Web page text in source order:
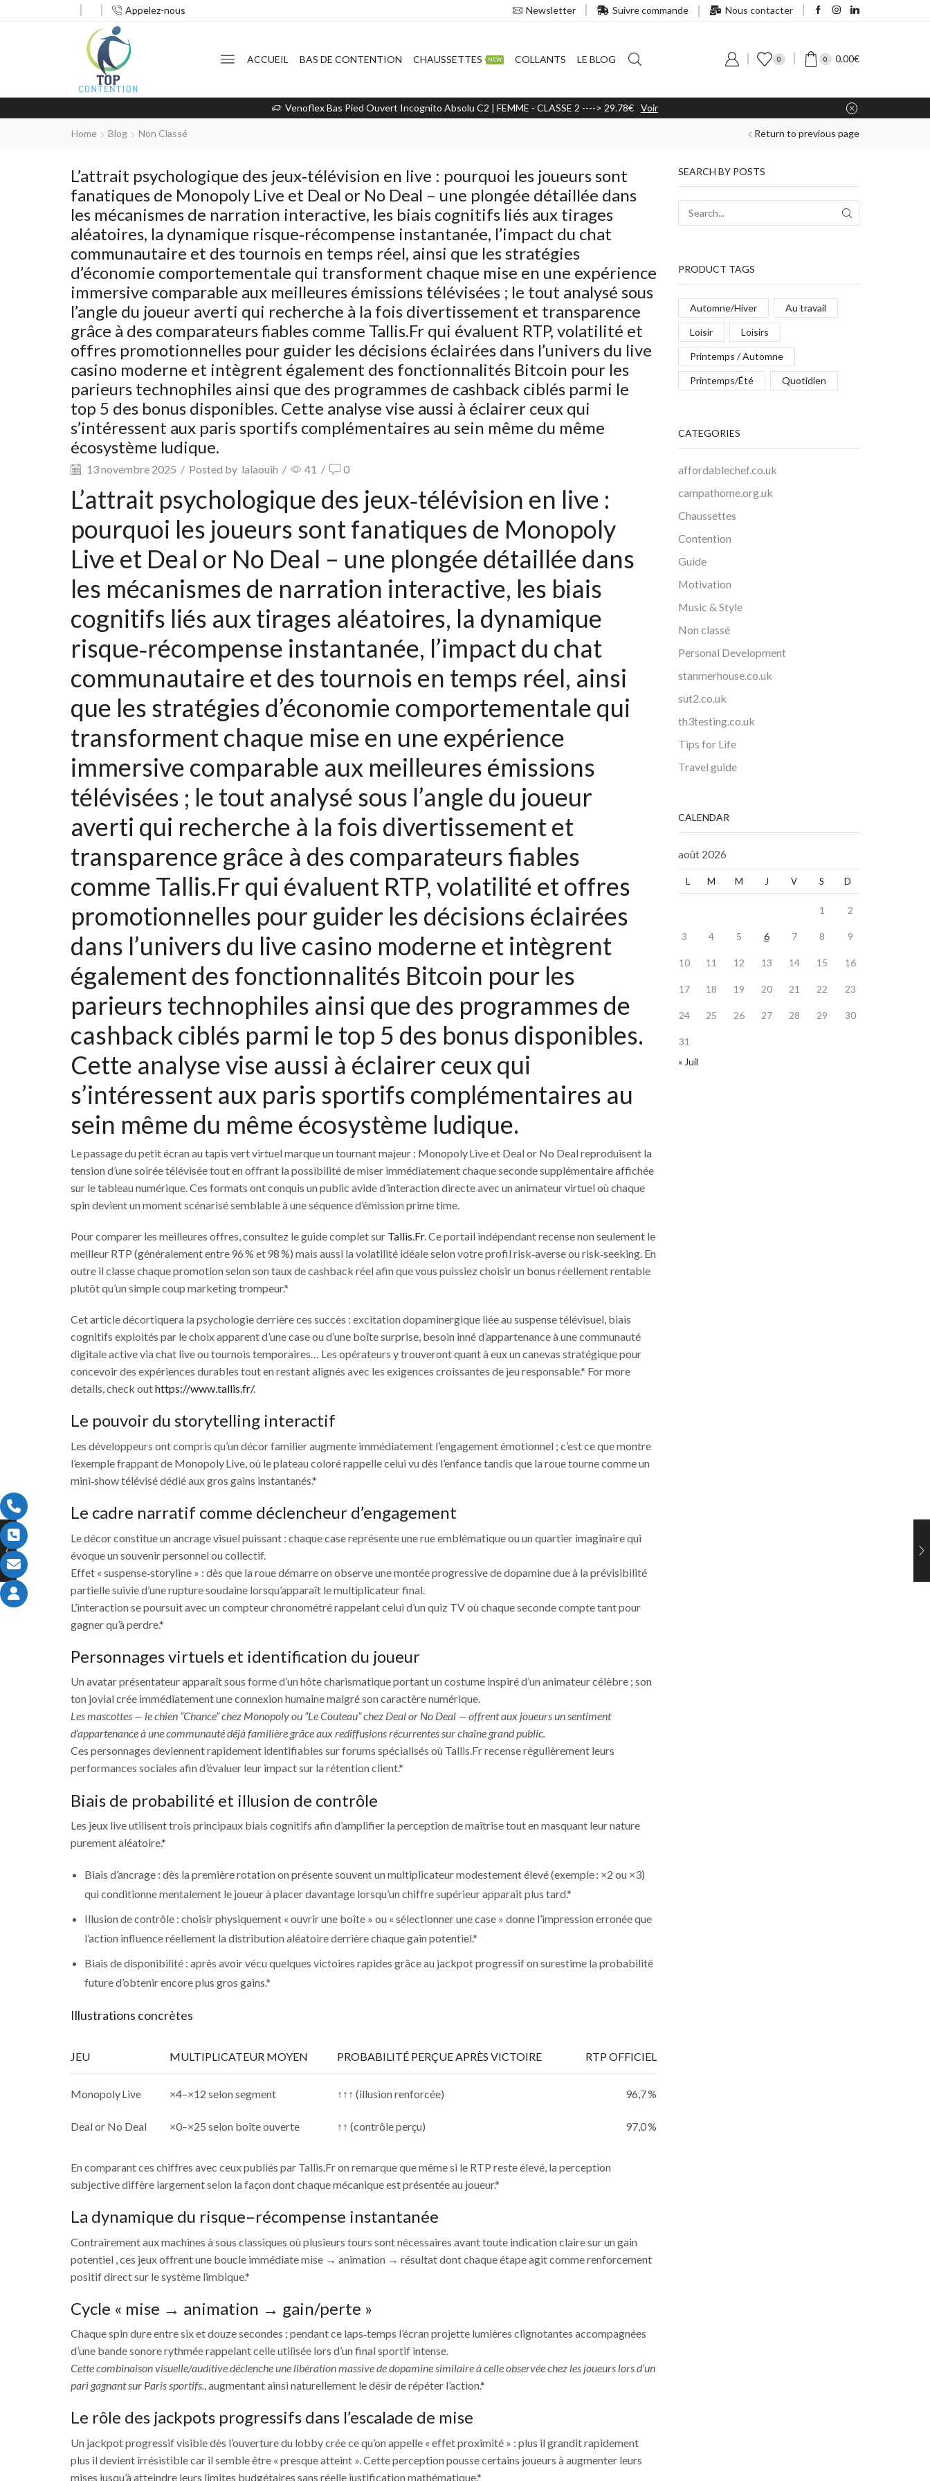
Appelez-nous Newsletter Suivre commande Nous contacter
ACCUEIL BAS DE CONTENTION CHAUSSETTES NEW COLLANTS LE BLOG 0 0 0.00€
Venoflex Bas Pied Ouvert Incognito Absolu C2 | FEMME - CLASSE 2 ----> 29.78€ Voir
Return to previous page
Home Blog Non Classé
L’attrait psychologique des jeux‑télévision en live : pourquoi les joueurs sont
fanatiques de Monopoly Live et Deal or No Deal – une plongée détaillée dans
les mécanismes de narration interactive, les biais cognitifs liés aux tirages
aléatoires, la dynamique risque‑récompense instantanée, l’impact du chat
communautaire et des tournois en temps réel, ainsi que les stratégies
d’économie comportementale qui transforment chaque mise en une expérience
immersive comparable aux meilleures émissions télévisées ; le tout analysé sous
l’angle du joueur averti qui recherche à la fois divertissement et transparence
grâce à des comparateurs fiables comme Tallis.Fr qui évaluent RTP, volatilité et
offres promotionnelles pour guider les décisions éclairées dans l’univers du live
casino moderne et intègrent également des fonctionnalités Bitcoin pour les
parieurs technophiles ainsi que des programmes de cashback ciblés parmi le
top 5 des bonus disponibles. Cette analyse vise aussi à éclairer ceux qui
s’intéressent aux paris sportifs complémentaires au sein même du même
écosystème ludique.
13 novembre 2025 / Posted by lalaouih / 41 / 0
L’attrait psychologique des jeux‑télévision en live :
pourquoi les joueurs sont fanatiques de Monopoly
Live et Deal or No Deal – une plongée détaillée dans
les mécanismes de narration interactive, les biais
cognitifs liés aux tirages aléatoires, la dynamique
risque‑récompense instantanée, l’impact du chat
communautaire et des tournois en temps réel, ainsi
que les stratégies d’économie comportementale qui
transforment chaque mise en une expérience
immersive comparable aux meilleures émissions
télévisées ; le tout analysé sous l’angle du joueur
averti qui recherche à la fois divertissement et
transparence grâce à des comparateurs fiables
comme Tallis.Fr qui évaluent RTP, volatilité et offres
promotionnelles pour guider les décisions éclairées
dans l’univers du live casino moderne et intègrent
également des fonctionnalités Bitcoin pour les
parieurs technophiles ainsi que des programmes de
cashback ciblés parmi le top 5 des bonus disponibles.
Cette analyse vise aussi à éclairer ceux qui
s’intéressent aux paris sportifs complémentaires au
sein même du même écosystème ludique.
Le passage du petit écran au tapis vert virtuel marque un tournant majeur : Monopoly Live et Deal or No Deal reproduisent la
tension d’une soirée télévisée tout en offrant la possibilité de miser immédiatement chaque seconde supplémentaire affichée
sur le tableau numérique. Ces formats ont conquis un public avide d’interaction directe avec un animateur virtuel où chaque
spin devient un moment scénarisé semblable à une séquence d’émission prime time.
Pour comparer les meilleures offres, consultez le guide complet sur Tallis.Fr. Ce portail indépendant recense non seulement le
meilleur RTP (généralement entre 96 % et 98 %) mais aussi la volatilité idéale selon votre profil risk‑averse ou risk‑seeking. En
outre il classe chaque promotion selon son taux de cashback réel afin que vous puissiez choisir un bonus réellement rentable
plutôt qu’un simple coup marketing trompeur.*
Cet article décortiquera la psychologie derrière ces succès : excitation dopaminergique liée au suspense télévisuel, biais
cognitifs exploités par le choix apparent d’une case ou d’une boîte surprise, besoin inné d’appartenance à une communauté
digitale active via chat live ou tournois temporaires… Les opérateurs y trouveront quant à eux un canevas stratégique pour
concevoir des expériences durables tout en restant alignés avec les exigences croissantes de jeu responsable.* For more
details, check outhttps://www.tallis.fr/.
Le pouvoir du storytelling interactif
Les développeurs ont compris qu’un décor familier augmente immédiatement l’engagement émotionnel ; c’est ce que montre
l’exemple frappant de Monopoly Live, où le plateau coloré rappelle celui vu dès l’enfance tandis que la roue tourne comme un
mini‑show télévisé dédié aux gros gains instantanés.*
Le cadre narratif comme déclencheur d’engagement
Le décor constitue un ancrage visuel puissant : chaque case représente une rue emblématique ou un quartier imaginaire qui
évoque un souvenir personnel ou collectif.
Effet « suspense‑storyline » : dès que la roue démarre on observe une montée progressive de dopamine due à la prévisibilité
partielle suivie d’une rupture soudaine lorsqu’apparaît le multiplicateur final.
L’interaction se poursuit avec un compteur chronométré rappelant celui d’un quiz TV où chaque seconde compte tant pour
gagner qu’à perdre.*
Personnages virtuels et identification du joueur
Un avatar présentateur apparaît sous forme d’un hôte charismatique portant un costume inspiré d’un animateur célèbre ; son
ton jovial crée immédiatement une connexion humaine malgré son caractère numérique.
Les mascottes — le chien “Chance” chez Monopoly ou “Le Couteau” chez Deal or No Deal — offrent aux joueurs un sentiment
d’appartenance à une communauté déjà familière grâce aux rediffusions récurrentes sur chaîne grand public.
Ces personnages deviennent rapidement identifiables sur forums spécialisés où Tallis.Fr recense régulièrement leurs
performances sociales afin d’évaluer leur impact sur la rétention client.*
Biais de probabilité et illusion de contrôle
Les jeux live utilisent trois principaux biais cognitifs afin d’amplifier la perception de maîtrise tout en masquant leur nature
purement aléatoire.*
Biais d’ancrage : dès la première rotation on présente souvent un multiplicateur modestement élevé (exemple : ×2 ou ×3)
qui conditionne mentalement le joueur à placer davantage lorsqu’un chiffre supérieur apparaît plus tard.*
Illusion de contrôle : choisir physiquement « ouvrir une boîte » ou « sélectionner une case » donne l’impression erronée que
l’action influence réellement la distribution aléatoire derrière chaque gain potentiel.*
Biais de disponibilité : après avoir vécu quelques victoires rapides grâce au jackpot progressif on surestime la probabilité
future d’obtenir encore plus gros gains.*
Illustrations concrètes
JEU MULTIPLICATEUR MOYEN PROBABILITÉ PERÇUE APRÈS VICTOIRE RTP OFFICIEL
Monopoly Live ×4–×12 selon segment ↑↑↑ (illusion renforcée) 96,7 %
Deal or No Deal ×0–×25 selon boîte ouverte ↑↑ (contrôle perçu) 97,0 %
En comparant ces chiffres avec ceux publiés par Tallis.Fr on remarque que même si le RTP reste élevé, la perception
subjective diffère largement selon la façon dont chaque mécanique est présentée au joueur.*
La dynamique du risque–récompense instantanée
Contrairement aux machines à sous classiques où plusieurs tours sont nécessaires avant toute indication claire sur un gain
potentiel , ces jeux offrent une boucle immédiate mise → animation → résultat dont chaque étape agit comme renforcement
positif direct sur le système limbique.*
Cycle « mise → animation → gain/perte »
Chaque spin dure entre six et douze secondes ; pendant ce laps‐temps l’écran projette lumières clignotantes accompagnées
d’une bande sonore rythmée rappelant celle utilisée lors d’un final sportif intense.
Cette combinaison visuelle/auditive déclenche une libération massive de dopamine similaire à celle observée chez les joueurs lors d’un
pari gagnant sur Paris sportifs., augmentant ainsi naturellement le désir de répéter l’action.*
Le rôle des jackpots progressifs dans l’escalade de mise
Un jackpot progressif visible dès l’ouverture du lobby crée ce qu’on appelle « effet proximité » : plus il grandit rapidement
plus il devient irrésistible car il semble être « presque atteint ». Cette perception pousse certains joueurs à augmenter leurs
mises jusqu’à atteindre leurs limites budgétaires sans réelle justification mathématique.*
SEARCH BY POSTS
PRODUCT TAGS
Automne/Hiver Au travail
Loisir Loisirs
Printemps / Automne
Printemps/Été Quotidien
CATEGORIES
affordablechef.co.uk
campathome.org.uk
Chaussettes
Contention
Guide
Motivation
Music & Style
Non classé
Personal Development
stanmerhouse.co.uk
sut2.co.uk
th3testing.co.uk
Tips for Life
Travel guide
CALENDAR
août 2026
L M M J V S D
1 2
3 4 5 6 7 8 9
10 11 12 13 14 15 16
17 18 19 20 21 22 23
24 25 26 27 28 29 30
31
« Juil